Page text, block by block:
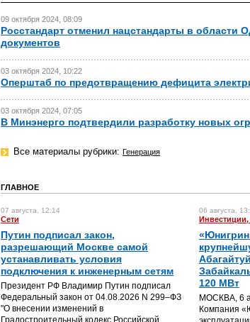
09 октября 2024, 08:09
Росстандарт отменил нацстандарты в области
документов
03 октября 2024, 10:22
Оперштаб по предотвращению дефицита
03 октября 2024, 07:05
В Минэнерго подтвердили разработку новых
Все материалы рубрики: Генерация
ГЛАВНОЕ
07 августа, 12:14
Сети
Путин подписал закон,
разрешающий Москве самой
устанавливать условия
подключения к инженерным сетям
Президент РФ Владимир Путин подписал
Федеральный закон от 04.08.2026 N 299–ФЗ
"О внесении изменений в
Градостроительный кодекс Российской
06 августа,
120 МВт
МОСКВА, 6
Компания